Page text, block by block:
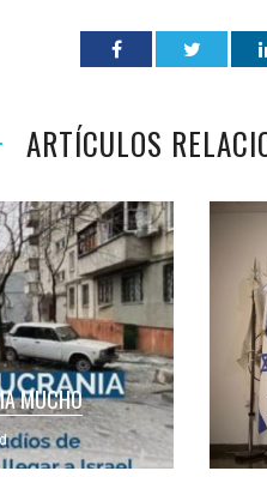
ARTÍCULOS
MUCHO
del Keren
con nuestra